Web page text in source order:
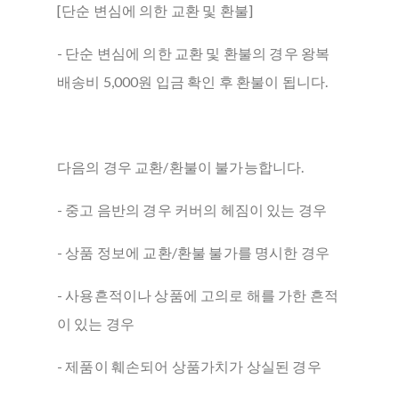
[단순 변심에 의한 교환 및 환불]
- 단순 변심에 의한 교환 및 환불의 경우 왕복
배송비 5,000원 입금 확인 후 환불이 됩니다.
다음의 경우 교환/환불이 불가능합니다.
- 중고 음반의 경우 커버의 헤짐이 있는 경우
- 상품 정보에 교환/환불 불가를 명시한 경우
- 사용흔적이나 상품에 고의로 해를 가한 흔적
이 있는 경우
- 제품이 훼손되어 상품가치가 상실된 경우